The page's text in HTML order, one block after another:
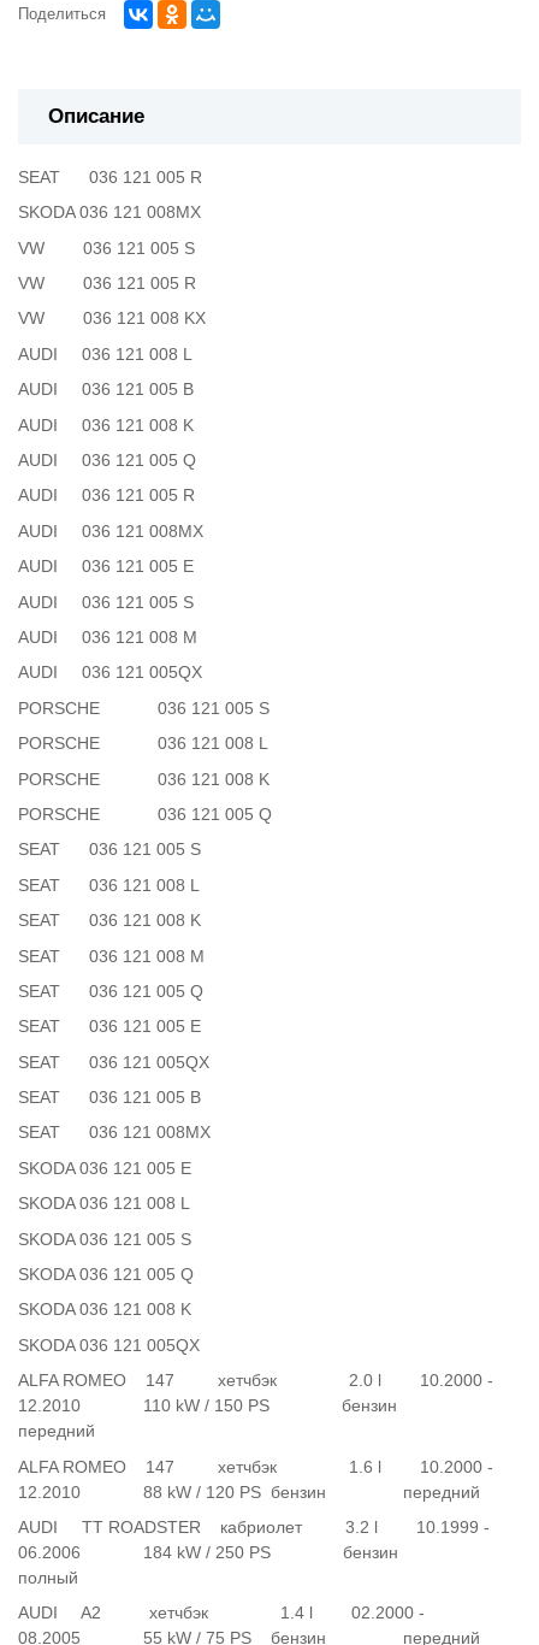
Поделиться
Описание
SEAT 036 121 005 R
SKODA 036 121 008MX
VW 036 121 005 S
VW 036 121 005 R
VW 036 121 008 KX
AUDI 036 121 008 L
AUDI 036 121 005 B
AUDI 036 121 008 K
AUDI 036 121 005 Q
AUDI 036 121 005 R
AUDI 036 121 008MX
AUDI 036 121 005 E
AUDI 036 121 005 S
AUDI 036 121 008 M
AUDI 036 121 005QX
PORSCHE 036 121 005 S
PORSCHE 036 121 008 L
PORSCHE 036 121 008 K
PORSCHE 036 121 005 Q
SEAT 036 121 005 S
SEAT 036 121 008 L
SEAT 036 121 008 K
SEAT 036 121 008 M
SEAT 036 121 005 Q
SEAT 036 121 005 E
SEAT 036 121 005QX
SEAT 036 121 005 B
SEAT 036 121 008MX
SKODA 036 121 005 E
SKODA 036 121 008 L
SKODA 036 121 005 S
SKODA 036 121 005 Q
SKODA 036 121 008 K
SKODA 036 121 005QX
ALFA ROMEO 147 хетчбэк 2.0 l 10.2000 -
12.2010 110 kW / 150 PS бензин
передний
ALFA ROMEO 147 хетчбэк 1.6 l 10.2000 -
12.2010 88 kW / 120 PS бензин передний
AUDI TT ROADSTER кабриолет 3.2 l 10.1999 -
06.2006 184 kW / 250 PS бензин
полный
AUDI A2 хетчбэк 1.4 l 02.2000 -
08.2005 55 kW / 75 PS бензин передний